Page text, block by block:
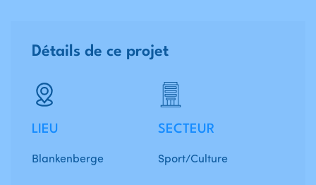
LIEU
Blankenberge
SECTEUR
Sport/Culture
Détails de ce projet